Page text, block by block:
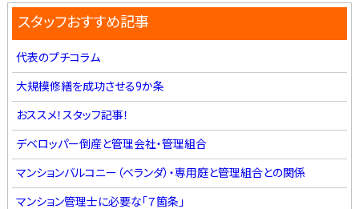
スタッフおすすめ記事
代表のプチコラム
大規模修繕を成功させる9か条
おススメ！スタッフ記事！
デベロッパー倒産と管理会社・管理組合
マンションバルコニー（ベランダ）・専用庭と管理組合との関係
マンション管理士に必要な「７箇条」